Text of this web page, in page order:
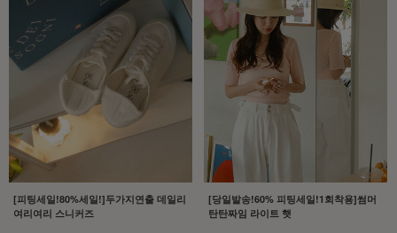
[피팅세일!80%세일!]두가지연출 데일리
여리여리 스니커즈
[당일발송!60% 피팅세일!1회착용]썸머
탄탄짜임 라이트 햇